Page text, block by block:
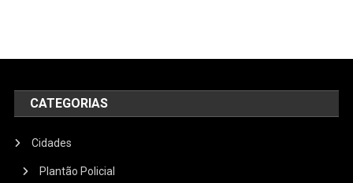
CATEGORIAS
Cidades
Plantão Policial